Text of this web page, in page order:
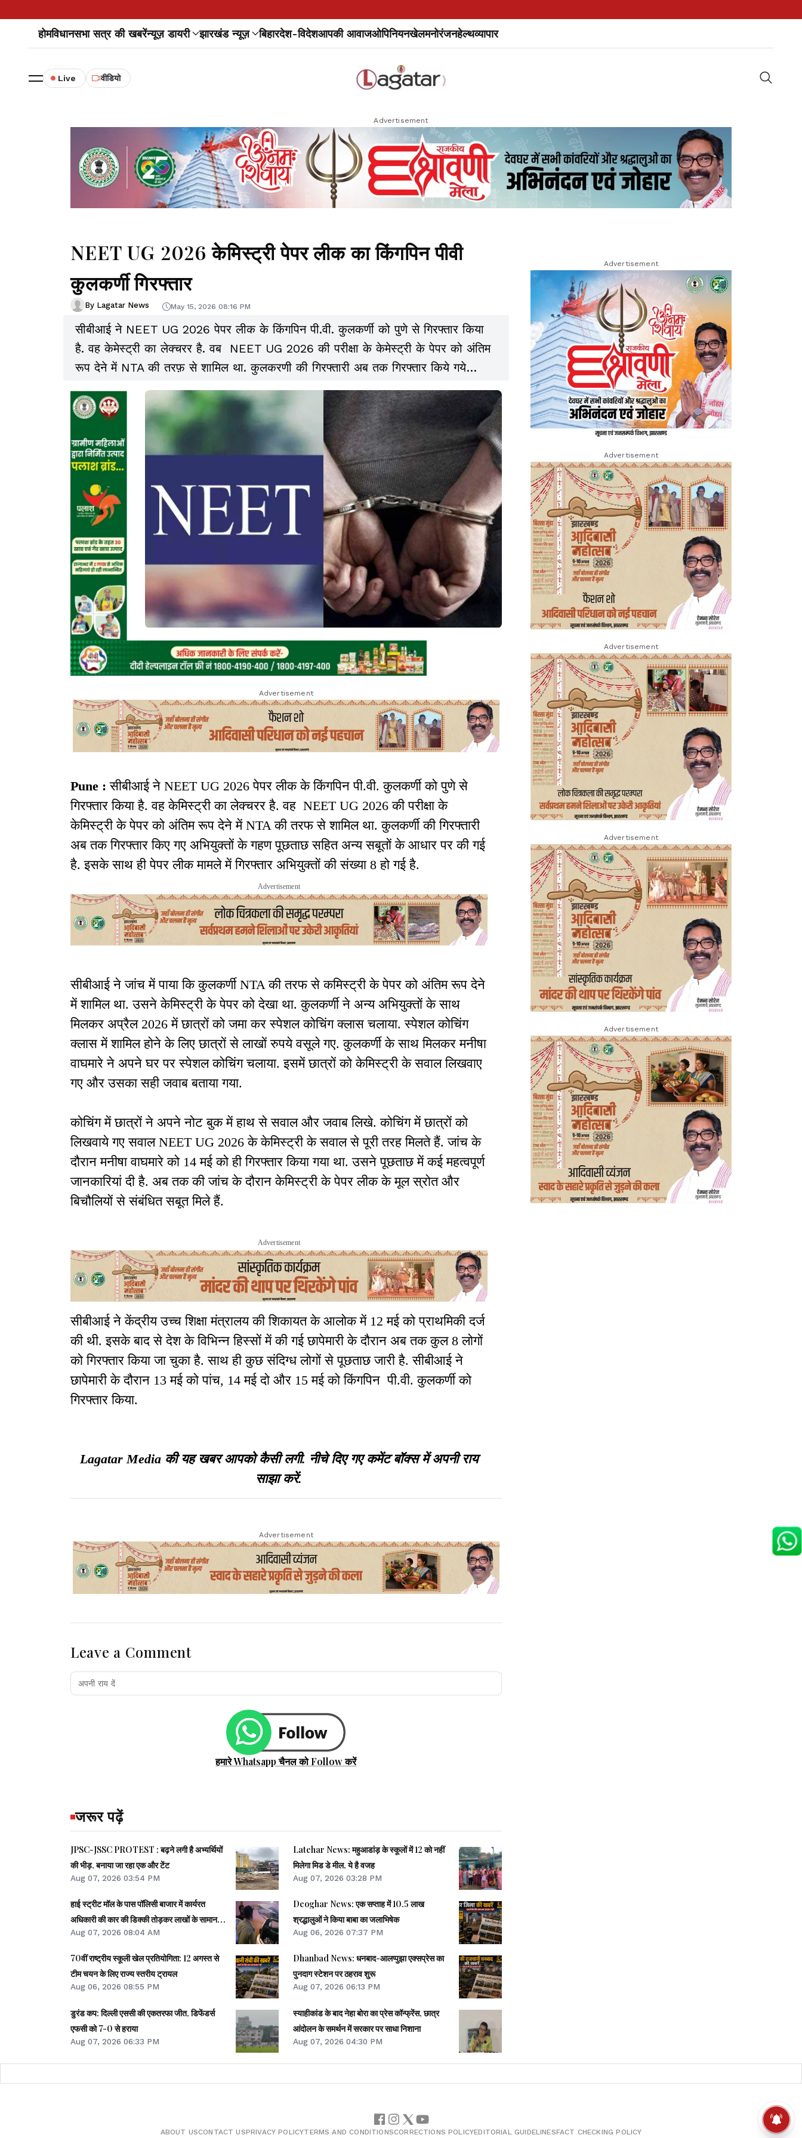
होमविधानसभा सत्र की खबरेंन्यूज़ डायरी झारखंड न्यूज़ बिहारदेश-विदेशआपकी आवाजओपिनियनखेलमनोरंजनहेल्थव्यापार
Live वीडियो
Advertisement
NEET UG 2026 केमिस्ट्री पेपर लीक का किंगपिन पीवी
कुलकर्णी गिरफ्तार
By Lagatar News May 15, 2026 08:16 PM
सीबीआई ने NEET UG 2026 पेपर लीक के किंगपिन पी.वी. कुलकर्णी को पुणे से गिरफ्तार किया
है. वह केमेस्ट्री का लेक्चरर है. वब NEET UG 2026 की परीक्षा के केमेस्ट्री के पेपर को अंतिम
रूप देने में NTA की तरफ़ से शामिल था. कुलकरणी की गिरफ्तारी अब तक गिरफ्तार किये गये
अभियुक्तों के गहण पूछताछ सहित अन्य सबूतों के आधार पर किया गया है. इसके साथ ही पेपर लीक
मामले में गिरफ्तार अभियुक्तों की संख्या आठ हो गयी है.
Advertisement
Pune :सीबीआई ने NEET UG 2026 पेपर लीक के किंगपिन पी.वी. कुलकर्णी को पुणे से
गिरफ्तार किया है. वह केमिस्ट्री का लेक्चरर है. वह NEET UG 2026 की परीक्षा के
केमिस्ट्री के पेपर को अंतिम रूप देने में NTA की तरफ से शामिल था. कुलकर्णी की गिरफ्तारी
अब तक गिरफ्तार किए गए अभियुक्तों के गहण पूछताछ सहित अन्य सबूतों के आधार पर की गई
है. इसके साथ ही पेपर लीक मामले में गिरफ्तार अभियुक्तों की संख्या 8 हो गई है.
Advertisement
सीबीआई ने जांच में पाया कि कुलकर्णी NTA की तरफ से कमिस्ट्री के पेपर को अंतिम रूप देने
में शामिल था. उसने केमिस्ट्री के पेपर को देखा था. कुलकर्णी ने अन्य अभियुक्तों के साथ
मिलकर अप्रैल 2026 में छात्रों को जमा कर स्पेशल कोचिंग क्लास चलाया. स्पेशल कोचिंग
क्लास में शामिल होने के लिए छात्रों से लाखों रुपये वसूले गए. कुलकर्णी के साथ मिलकर मनीषा
वाघमारे ने अपने घर पर स्पेशल कोचिंग चलाया. इसमें छात्रों को केमिस्ट्री के सवाल लिखवाए
गए और उसका सही जवाब बताया गया.
कोचिंग में छात्रों ने अपने नोट बुक में हाथ से सवाल और जवाब लिखे. कोचिंग में छात्रों को
लिखवाये गए सवाल NEET UG 2026 के केमिस्ट्री के सवाल से पूरी तरह मिलते हैं. जांच के
दौरान मनीषा वाघमारे को 14 मई को ही गिरफ्तार किया गया था. उसने पूछताछ में कई महत्वपूर्ण
जानकारियां दी है. अब तक की जांच के दौरान केमिस्ट्री के पेपर लीक के मूल स्रोत और
बिचौलियों से संबंधित सबूत मिले हैं.
Advertisement
सीबीआई ने केंद्रीय उच्च शिक्षा मंत्रालय की शिकायत के आलोक में 12 मई को प्राथमिकी दर्ज
की थी. इसके बाद से देश के विभिन्न हिस्सों में की गई छापेमारी के दौरान अब तक कुल 8 लोगों
को गिरफ्तार किया जा चुका है. साथ ही कुछ संदिग्ध लोगों से पूछताछ जारी है. सीबीआई ने
छापेमारी के दौरान 13 मई को पांच, 14 मई दो और 15 मई को किंगपिन पी.वी. कुलकर्णी को
गिरफ्तार किया.
Lagatar Media की यह खबर आपको कैसी लगी. नीचे दिए गए कमेंट बॉक्स में अपनी राय
साझा करें.
Advertisement
Leave a Comment
हमारे Whatsapp चैनल को Follow करें
जरूर पढ़ें
JPSC-JSSC PROTEST : बढ़ने लगी है अभ्यर्थियों
की भीड़, बनाया जा रहा एक और टेंट
Aug 07, 2026 03:54 PM
हाई स्ट्रीट मॉल के पास पॉलिसी बाजार में कार्यरत
अधिकारी की कार की डिक्की तोड़कर लाखों के सामान
की चोरी
Aug 07, 2026 08:04 AM
70वीं राष्ट्रीय स्कूली खेल प्रतियोगिता: 12 अगस्त से
टीम चयन के लिए राज्य स्तरीय ट्रायल
Aug 06, 2026 08:55 PM
डुरंड कप: दिल्ली एससी की एकतरफा जीत, डिफेंडर्स
एफसी को 7-0 से हराया
Aug 07, 2026 06:33 PM
Latehar News: महुआडांड़ के स्कूलों में 12 को नहीं
मिलेगा मिड डे मील, ये है वजह
Aug 07, 2026 03:28 PM
Deoghar News: एक सप्ताह में 10.5 लाख
श्रद्धालुओं ने किया बाबा का जलाभिषेक
Aug 06, 2026 07:37 PM
Dhanbad News: धनबाद-आलप्पुझा एक्सप्रेस का
पुनदाग स्टेशन पर ठहराव शुरू
Aug 07, 2026 06:13 PM
स्याहीकांड के बाद नेहा बोरा का प्रेस कॉन्फ्रेंस, छात्र
आंदोलन के समर्थन में सरकार पर साधा निशाना
Aug 07, 2026 04:30 PM
Advertisement
Advertisement
Advertisement
Advertisement
Advertisement
ABOUT USCONTACT USPRIVACY POLICYTERMS AND CONDITIONSCORRECTIONS POLICYEDITORIAL GUIDELINESFACT CHECKING POLICY